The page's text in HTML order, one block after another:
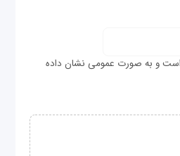
و به صورت عمومی نشان داده